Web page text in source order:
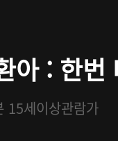
아 : 한
15세이상관람가